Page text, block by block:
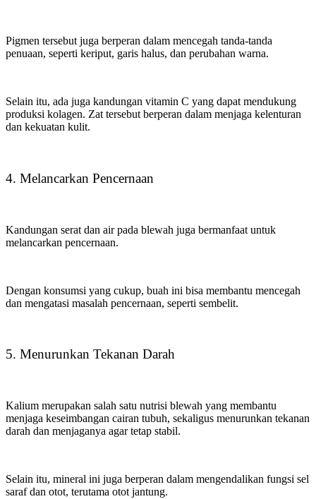
Pigmen tersebut juga berperan dalam mencegah tanda-tanda
penuaan, seperti keriput, garis halus, dan perubahan warna.
Selain itu, ada juga kandungan vitamin C yang dapat mendukung
produksi kolagen. Zat tersebut berperan dalam menjaga kelenturan
dan kekuatan kulit.
4. Melancarkan Pencernaan
Kandungan serat dan air pada blewah juga bermanfaat untuk
melancarkan pencernaan.
Dengan konsumsi yang cukup, buah ini bisa membantu mencegah
dan mengatasi masalah pencernaan, seperti sembelit.
5. Menurunkan Tekanan Darah
Kalium merupakan salah satu nutrisi blewah yang membantu
menjaga keseimbangan cairan tubuh, sekaligus menurunkan tekanan
darah dan menjaganya agar tetap stabil.
Selain itu, mineral ini juga berperan dalam mengendalikan fungsi sel
saraf dan otot, terutama otot jantung.